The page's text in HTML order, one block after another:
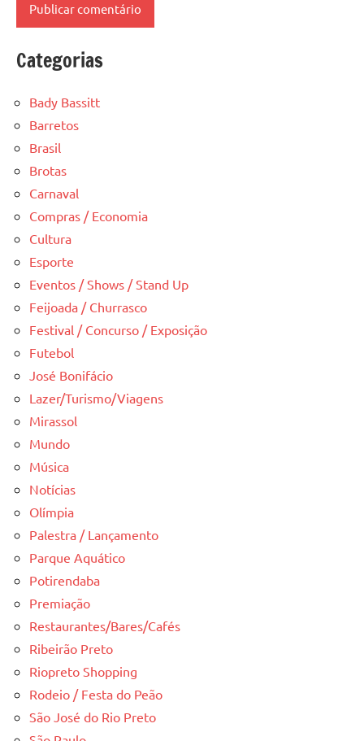
Categorias
Bady Bassitt
Barretos
Brasil
Brotas
Carnaval
Compras / Economia
Cultura
Esporte
Eventos / Shows / Stand Up
Feijoada / Churrasco
Festival / Concurso / Exposição
Futebol
José Bonifácio
Lazer/Turismo/Viagens
Mirassol
Mundo
Música
Notícias
Olímpia
Palestra / Lançamento
Parque Aquático
Potirendaba
Premiação
Restaurantes/Bares/Cafés
Ribeirão Preto
Riopreto Shopping
Rodeio / Festa do Peão
São José do Rio Preto